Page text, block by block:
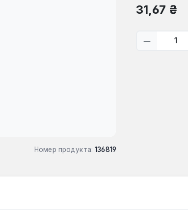
Номер продукта: 136819
Обычная цена:
31,67 ₴